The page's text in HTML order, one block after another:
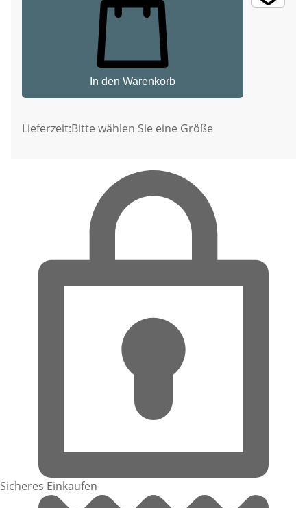
In den Warenkorb
Lieferzeit:Bitte wählen Sie eine Größe
Sicheres Einkaufen